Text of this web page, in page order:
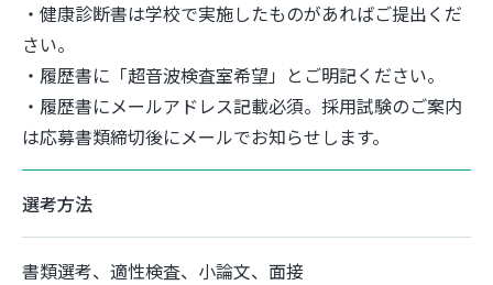
・健康診断書は学校で実施したものがあればご提出くだ
さい。
・履歴書に「超音波検査室希望」とご明記ください。
・履歴書にメールアドレス記載必須。採用試験のご案内
は応募書類締切後にメールでお知らせします。
選考方法
書類選考、適性検査、小論文、面接